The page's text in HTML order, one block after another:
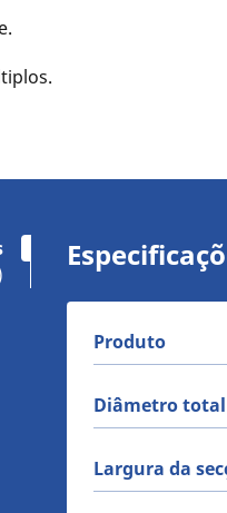
Produto
Diâmetro total
Largura da